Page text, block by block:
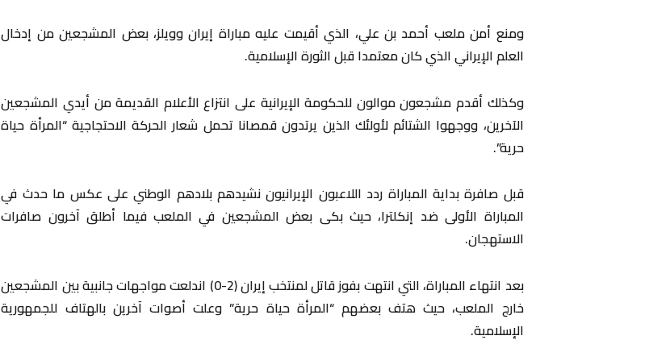
ومنع أمن ملعب أحمد بن علي، الذي أقيمت عليه مباراة إيران وويلز، بعض المشجعين من إدخال
العلم الإيراني الذي كان معتمدا قبل الثورة الإسلامية.
وكذلك أقدم مشجعون موالون للحكومة الإيرانية على انتزاع الأعلام القديمة من أيدي المشجعين
الآخرين، ووجهوا الشتائم لأولئك الذين يرتدون قمصانا تحمل شعار الحركة الاحتجاجية “المرأة حياة
حرية”.
قبل صافرة بداية المباراة ردد اللاعبون الإيرانيون نشيدهم بلادهم الوطني على عكس ما حدث في
المباراة الأولى ضد إنكلترا، حيث بكى بعض المشجعين في الملعب فيما أطلق آخرون صافرات
الاستهجان.
بعد انتهاء المباراة، التي انتهت بفوز قاتل لمنتخب إيران (2-0) اندلعت مواجهات جانبية بين المشجعين
خارج الملعب، حيث هتف بعضهم “المرأة حياة حرية” وعلت أصوات آخرين بالهتاف للجمهورية
الإسلامية.